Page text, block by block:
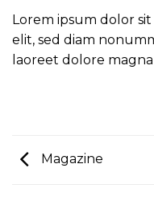
Lorem ipsum dolor
elit, sed diam
laoreet dolore
Magazine